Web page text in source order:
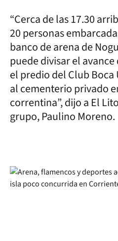
“Cerca de las 17.30
20 personas
banco de arena de
puede divisar el
el predio del Club
al cementerio privado
correntina”, dijo a El
grupo, Paulino Moreno.